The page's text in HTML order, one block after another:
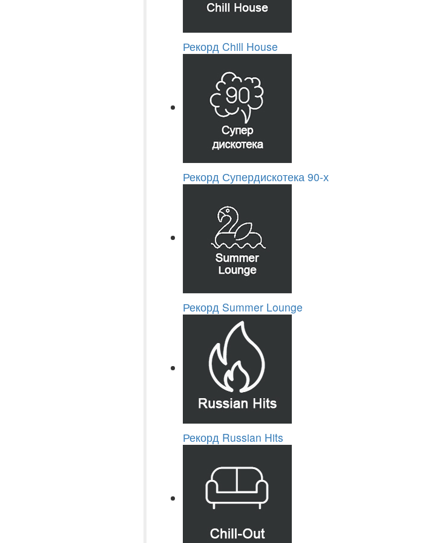
Рекорд Chill House
Рекорд Супердискотека 90-х
Рекорд Summer Lounge
Рекорд Russian Hits